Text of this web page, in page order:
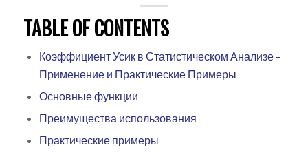
TABLE OF CONTENTS
Коэффициент Усик в Статистическом Анализе –
Применение и Практические Примеры
Основные функции
Преимущества использования
Практические примеры